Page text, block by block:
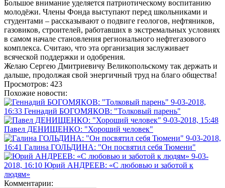
Большое внимание уделяется патриотическому воспитанию
молодёжи. Члены Фонда выступают перед школьниками и
студентами – рассказывают о подвиге геологов, нефтяников,
газовиков, строителей, работавших в экстремальных условиях
в самом начале становления регионального нефтегазового
комплекса. Считаю, что эта организация заслуживает
всяческой поддержки и одобрения.
Желаю Сергею Дмитриевичу Великопольскому так держать и
дальше, продолжая свой энергичный труд на благо общества!
Просмотров: 423
Похожие новости:
9-03-2018,
16:33 Геннадий БОГОМЯКОВ: "Толковый парень"
9-03-2018, 15:48
Павел ДЕНИЩЕНКО: "Хороший человек"
9-03-2018,
16:41 Галина ГОЛЬДИНА: "Он посвятил себя Тюмени"
9-03-
2018, 16:10 Юрий АНДРЕЕВ: «С любовью и заботой к
людям»
Комментарии: